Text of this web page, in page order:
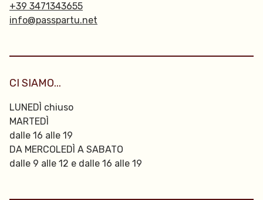
+39 3471343655
info@passpartu.net
CI SIAMO...
LUNEDÌ chiuso
MARTEDÌ
dalle 16 alle 19
DA MERCOLEDÌ A SABATO
dalle 9 alle 12 e dalle 16 alle 19